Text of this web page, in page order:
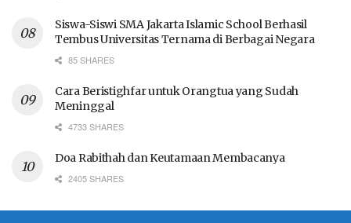
Siswa-Siswi SMA Jakarta Islamic School Berhasil
Tembus Universitas Ternama di Berbagai Negara
85 SHARES
Cara Beristighfar untuk Orangtua yang Sudah
Meninggal
4733 SHARES
Doa Rabithah dan Keutamaan Membacanya
2405 SHARES